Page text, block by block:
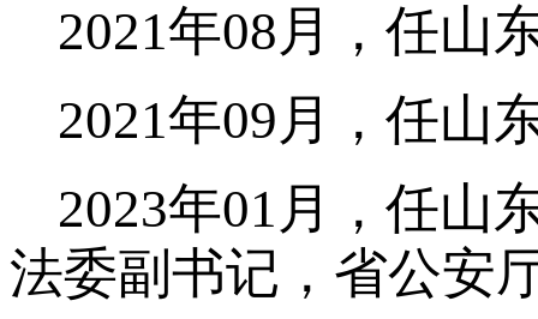
2021年08月，任山
2021年09月，任山
2023年01月，任山
法委副书记，省公安